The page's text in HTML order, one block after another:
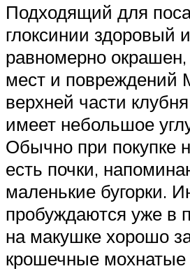
Подходящий для
глоксинии здоровый
равномерно
мест и повреждений
верхней части
имеет небольшое
Обычно при покупке
есть почки,
маленькие бугорки.
пробуждаются уже в
на макушке хорошо
крошечные мохнатые